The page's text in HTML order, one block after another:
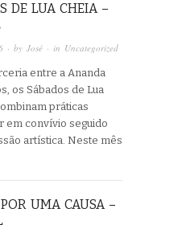
DE LUA CHEIA –
· byJosé · in Uncategorized
entre a Ananda
os Sábados de Lua
práticas
em convívio seguido
artística. Neste mês
UMA CAUSA –